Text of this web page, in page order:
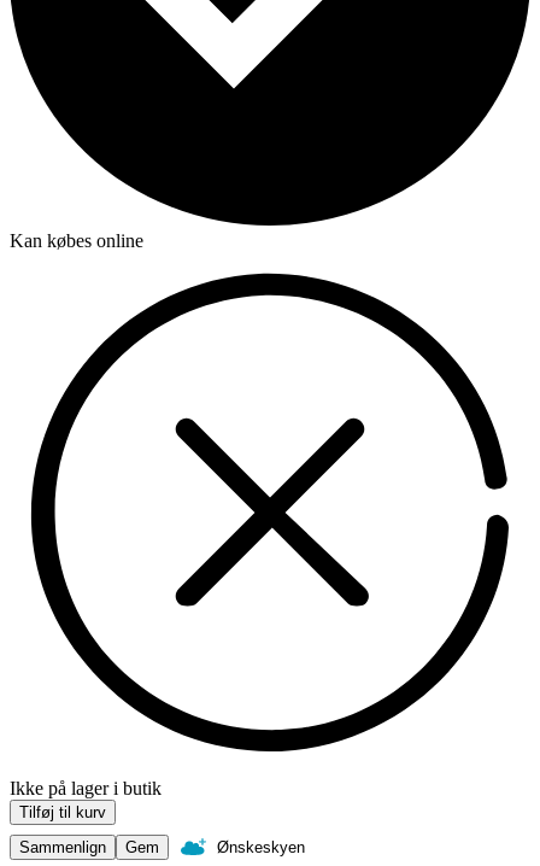
Kan købes online
Ikke på lager i butik
Tilføj til kurv
Sammenlign
Gem Ønskeskyen